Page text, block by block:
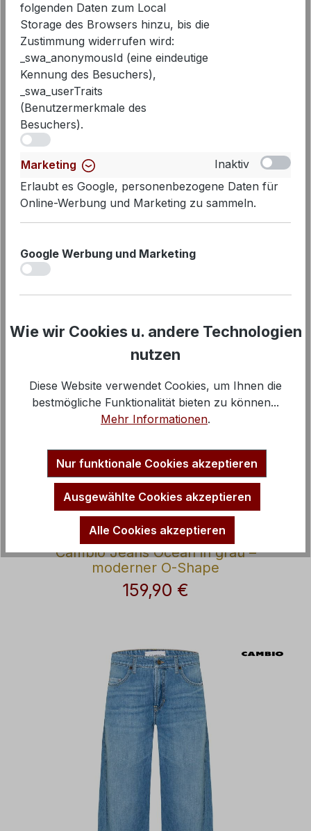
Cambio Jeans Piper Cropped |
Regulärer Preis:
169,90 €
Cambio Jeans Ocean in grau –
moderner O-Shape
Regulärer Preis:
159,90 €
folgenden Daten zum Local
Storage des Browsers hinzu, bis die
Zustimmung widerrufen wird:
_swa_anonymousId (eine eindeutige
Kennung des Besuchers),
_swa_userTraits
(Benutzermerkmale des
Besuchers).
Marketing
Inaktiv
Erlaubt es Google, personenbezogene Daten für
Online-Werbung und Marketing zu sammeln.
Google Werbung und Marketing
Wie wir Cookies u. andere Technologien
nutzen
Diese Website verwendet Cookies, um Ihnen die
bestmögliche Funktionalität bieten zu können...
Mehr Informationen.
Nur funktionale Cookies akzeptieren
Ausgewählte Cookies akzeptieren
Alle Cookies akzeptieren